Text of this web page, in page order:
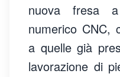
nuova fresa
numerico CNC,
a quelle già
lavorazione di